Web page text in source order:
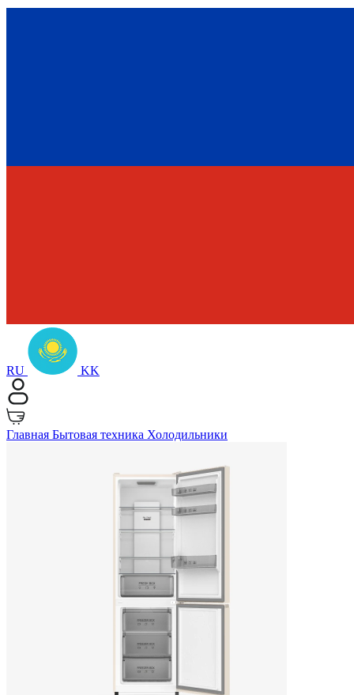
RU KK
Главная Бытовая техника Холодильники